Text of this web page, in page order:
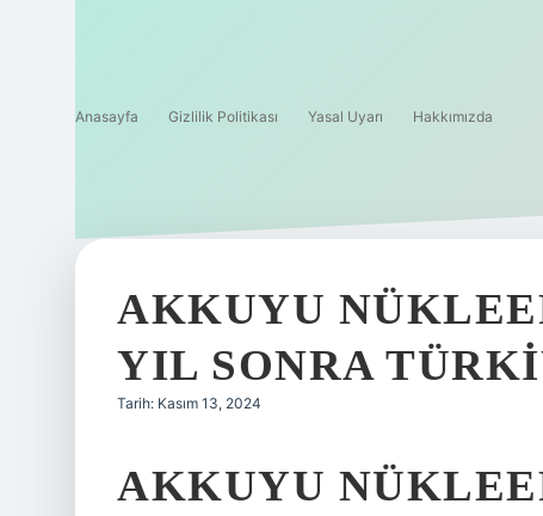
Anasayfa Gizlilik Politikası Yasal Uyarı Hakkımızda
AKKUYU
YIL SONRA
Tarih: Kasım 13, 2024
AKKUYU